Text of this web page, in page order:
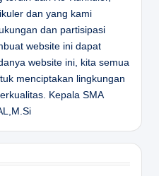
dan yang kami
dan partisipasi
website ini dapat
website ini, kita semua
menciptakan lingkungan
Kepala SMA